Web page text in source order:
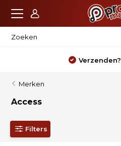
Verzenden?
Merken
Access
Filters